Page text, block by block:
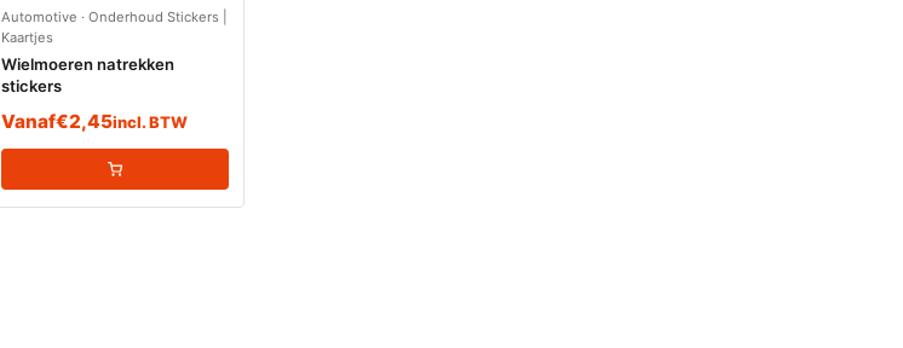
Automotive · Onderhoud Stickers |
Kaartjes
Wielmoeren natrekken
stickers
Vanaf€2,45incl. BTW